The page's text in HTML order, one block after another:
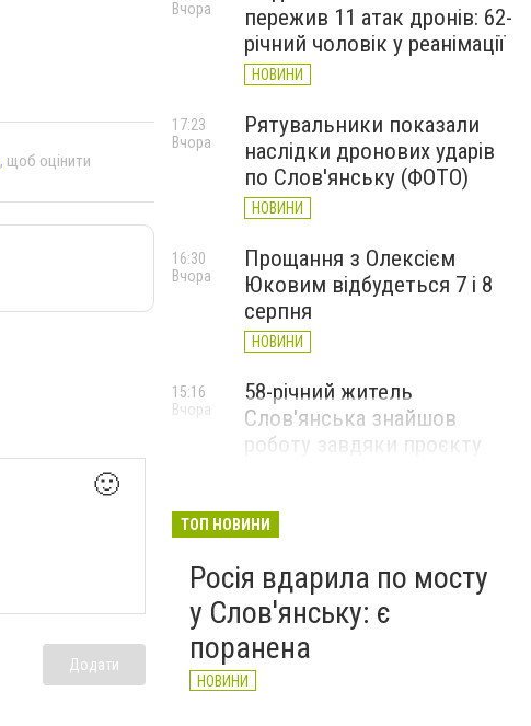
, щоб оцінити
🙂
Додати
пережив 11 атак дронів: 62-
річний чоловік у реанімації
НОВИНИ
Вчора
Рятувальники показали
наслідки дронових ударів
по Слов'янську (ФОТО)
НОВИНИ
17:23
Вчора
Прощання з Олексієм
Юковим відбудеться 7 і 8
серпня
НОВИНИ
16:30
Вчора
58-річний житель
Слов'янська знайшов
роботу завдяки проєкту
15:16
Вчора
ТОП НОВИНИ
Росія вдарила по мосту
у Слов'янську: є
поранена
НОВИНИ